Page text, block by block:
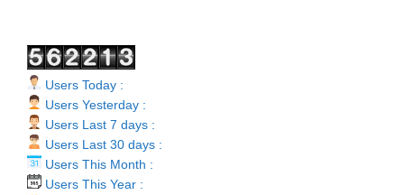
Users Today :
Users Yesterday :
Users Last 7 days :
Users Last 30 days :
Users This Month :
Users This Year :